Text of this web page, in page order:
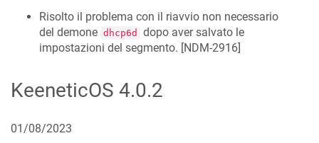
Risolto il problema con il riavvio non necessario
del demone dhcp6d
dopo aver salvato le
impostazioni del segmento. [NDM-2916]
KeeneticOS 4.0.2
01/08/2023